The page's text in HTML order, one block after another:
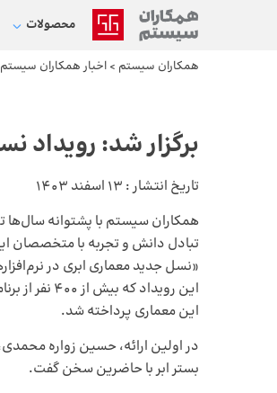
محصولات
همکاران سیستم > اخبار همکاران سیستم
برگزار شد: رویداد
تاریخ انتشار : 13 اسفند 1403
همکاران سیستم با پشتوانه سال‌ها
تبادل دانش و تجربه‌ با متخصصان
این
این معماری پرداخته شد.
در اولین ارائه، حسین زواره
بستر ابر با حاضرین سخن گفت.